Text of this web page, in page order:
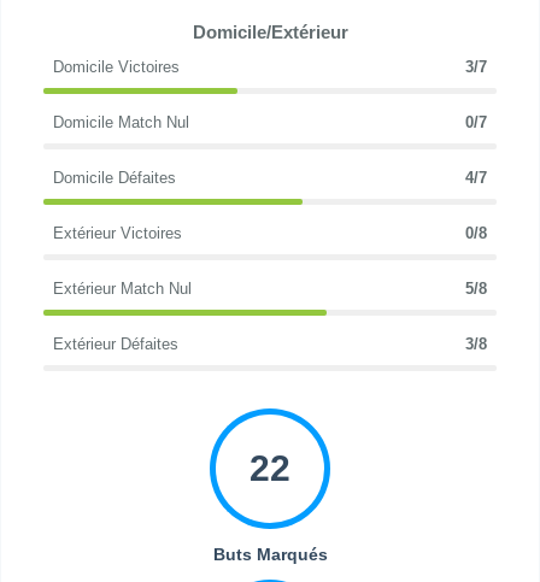
Domicile/Extérieur
Domicile Victoires 3/7
Domicile Match Nul 0/7
Domicile Défaites 4/7
Extérieur Victoires 0/8
Extérieur Match Nul 5/8
Extérieur Défaites 3/8
22
Buts Marqués